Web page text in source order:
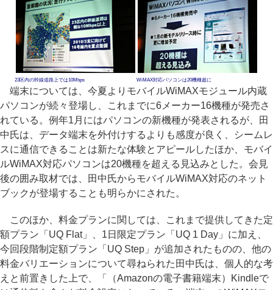
23区内の幹線道路上では10Mbps WiMAX対応パソコンは20機種超に
端末については、今夏よりモバイルWiMAXモジュール内蔵
パソコンが続々登場し、これまでに6メーカー16機種が発売さ
れている。例年1月にはパソコンの新機種が発表されるが、田
中氏は、データ端末を外付けするよりも感度が良く、シームレ
スに通信できることは新たな体験とアピールしたほか、モバイ
ルWiMAX対応パソコンは20機種を超える見込みとした。会見
後の囲み取材では、田中氏からモバイルWiMAX対応のネット
ブックが登場することも明らかにされた。
このほか、料金プランに関しては、これまで提供してきた定
額プラン「UQ Flat」、1日限定プラン「UQ 1 Day」に加え、
今回段階制定額プラン「UQ Step」が追加されたものの、他の
料金バリエーションについて尋ねられた田中氏は、個人的な考
えと前置きした上で、「（Amazonの電子書籍端末）Kindleで